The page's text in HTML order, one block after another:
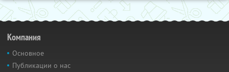
Компания
Основное
Публикации о нас